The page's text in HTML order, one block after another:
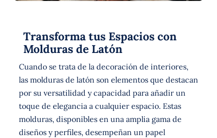
Transforma tus Espacios con
Molduras de Latón
Cuando se trata de la decoración de interiores,
las molduras de latón son elementos que destacan
por su versatilidad y capacidad para añadir un
toque de elegancia a cualquier espacio. Estas
molduras, disponibles en una amplia gama de
diseños y perfiles, desempeñan un papel